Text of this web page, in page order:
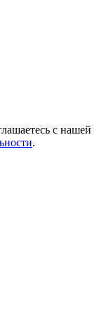
с нашей
.